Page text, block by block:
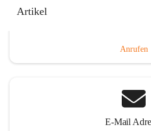
Artikel
Anrufen
E-Mail